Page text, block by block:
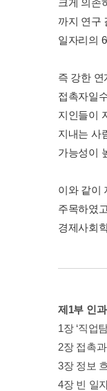
까지 연구
일자리의
즉 강한
접촉자일
지인들이
지내는 사
가능성이
이와 같이
주목하였
경제사회
제1부 인
1장 ‘직업
2장 접촉
3장 정보
4장 빈 일